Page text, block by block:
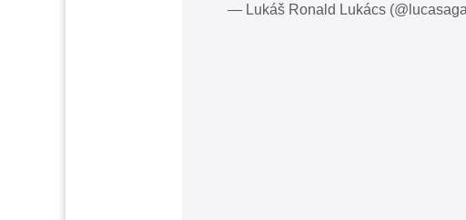
— Lukáš Ronald Lukács